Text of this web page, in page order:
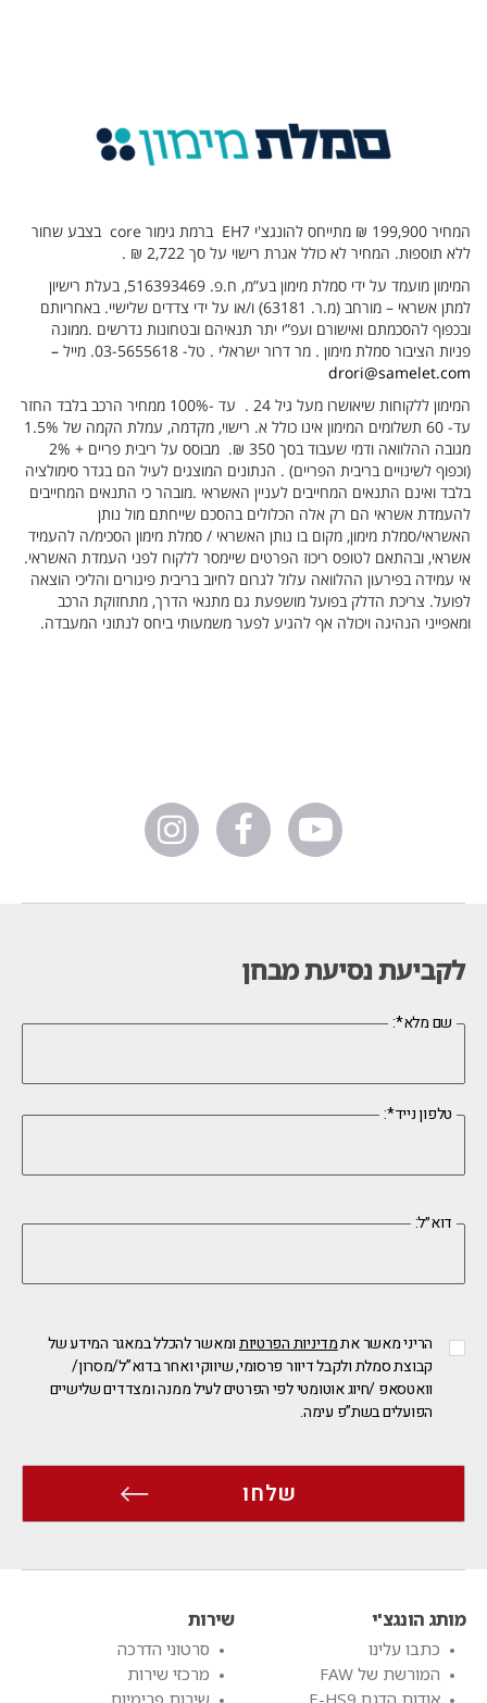
:דוא״ל
:*טלפון נייד
:*שם מלא
לקביעת נסיעת מבחן
הריני מאשר אתמדיניות הפרטיותומאשר להכלל במאגר המידע של
קבוצת סמלת ולקבל דיוור פרסומי, שיווקי ואחר בדוא”ל/מסרון/
וואטסאפ /חיוג אוטומטי לפי הפרטים לעיל ממנה ומצדדים שלישיים
הפועלים בשת”פ עימה.
מותג הונגצ'י
כתבו עלינו
המורשת של FAW
אודות הדגם E-HS9
שירות
סרטוני הדרכה
מרכזי שירות
שירות פרימיום